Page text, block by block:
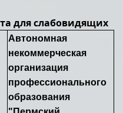
для слабовидящих
Автономная
некоммерческая
организация
профессионального
образования